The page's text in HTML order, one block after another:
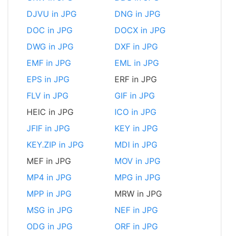
DJVU in JPG
DNG in JPG
DOC in JPG
DOCX in JPG
DWG in JPG
DXF in JPG
EMF in JPG
EML in JPG
EPS in JPG
ERF in JPG
FLV in JPG
GIF in JPG
HEIC in JPG
ICO in JPG
JFIF in JPG
KEY in JPG
KEY.ZIP in JPG
MDI in JPG
MEF in JPG
MOV in JPG
MP4 in JPG
MPG in JPG
MPP in JPG
MRW in JPG
MSG in JPG
NEF in JPG
ODG in JPG
ORF in JPG